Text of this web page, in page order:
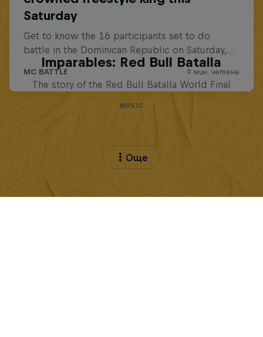
Imparables: Red Bull Batalla
The story of the Red Bull Batalla World Final
MUSIC
Още